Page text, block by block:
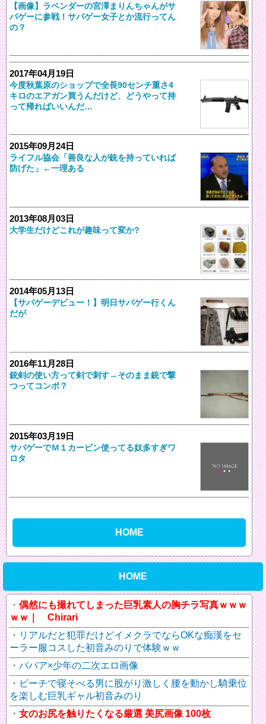
【画像】ラベンダーの宮澤まりんちゃんがサ
バゲーに参戦！サバゲー女子とか流行ってん
の？
2017年04月19日
今度秋葉原のショップで全長90センチ重さ4
キロのエアガン買うんだけど、どうやって持
って帰ればいいんだ…
2015年09月24日
ライフル協会「善良な人が銃を持っていれば
防げた」←一理ある
2013年08月03日
大学生だけどこれが趣味って変か?
2014年05月13日
【サバゲーデビュー！】明日サバゲー行くん
だが
2016年11月28日
銃剣の使い方って剣で刺す→そのまま銃で撃
つってコンボ？
2015年03月19日
サバゲーでＭ１カービン使ってる奴多すぎワ
ロタ
HOME
HOME
偶然にも撮れてしまった巨乳素人の胸チラ写真ｗｗｗ
ｗｗ｜ Chirari
リアルだと犯罪だけどイメクラでならOKな痴漢をセ
ーラー服コスした初音みのりで体験ｗｗ
ババア×少年の二次エロ画像
ビーチで寝そべる男に股がり激しく腰を動かし騎乗位
を楽しむ巨乳ギャル初音みのり
女のお尻を触りたくなる厳選 美尻画像 100枚